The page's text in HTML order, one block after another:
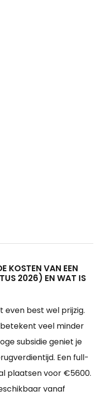
KOSTEN VAN EEN
2026) EN WAT IS
even best wel prijzig.
veel minder
subsidie geniet je
Een full-
plaatsen voor €5600.
vanaf